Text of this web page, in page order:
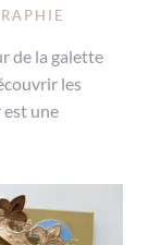
de la galette
les
est une